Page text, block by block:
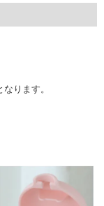
ります。